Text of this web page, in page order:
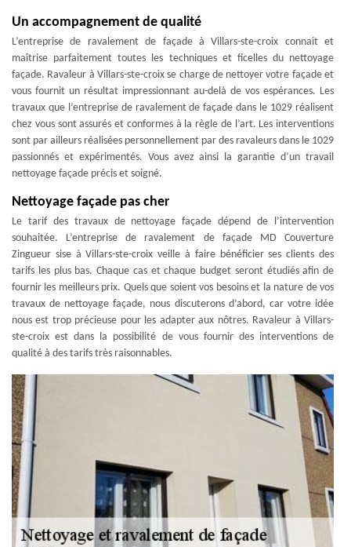
Un accompagnement de qualité
L’entreprise de ravalement de façade à Villars-ste-croix connait et
maîtrise parfaitement toutes les techniques et ficelles du nettoyage
façade. Ravaleur à Villars-ste-croix se charge de nettoyer votre façade et
vous fournit un résultat impressionnant au-delà de vos espérances. Les
travaux que l’entreprise de ravalement de façade dans le 1029 réalisent
chez vous sont assurés et conformes à la règle de l’art. Les interventions
sont par ailleurs réalisées personnellement par des ravaleurs dans le 1029
passionnés et expérimentés. Vous avez ainsi la garantie d’un travail
nettoyage façade précis et soigné.
Nettoyage façade pas cher
Le tarif des travaux de nettoyage façade dépend de l’intervention
souhaitée. L’entreprise de ravalement de façade MD Couverture
Zingueur sise à Villars-ste-croix veille à faire bénéficier ses clients des
tarifs les plus bas. Chaque cas et chaque budget seront étudiés afin de
fournir les meilleurs prix. Quels que soient vos besoins et la nature de vos
travaux de nettoyage façade, nous discuterons d’abord, car votre idée
nous est trop précieuse pour les adapter aux nôtres. Ravaleur à Villars-
ste-croix est dans la possibilité de vous fournir des interventions de
qualité à des tarifs très raisonnables.